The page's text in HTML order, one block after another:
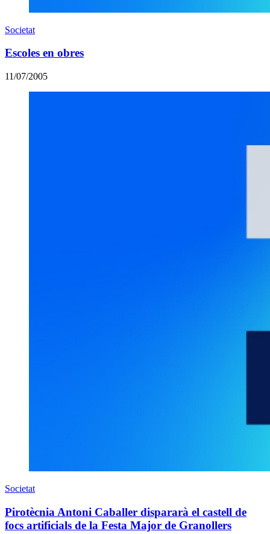
Societat
Escoles en obres
11/07/2005
Societat
Pirotècnia Antoni Caballer dispararà el castell de
focs artificials de la Festa Major de Granollers